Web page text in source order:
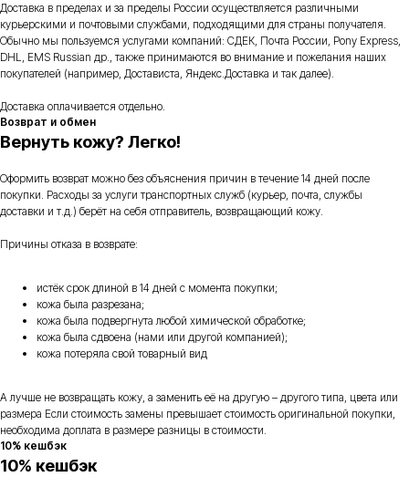
Доставка в пределах и за пределы России осуществляется различными
курьерскими и почтовыми службами, подходящими для страны получателя.
Обычно мы пользуемся услугами компаний: СДЕК, Почта России, Pony Express,
DHL, EMS Russian др., также принимаются во внимание и пожелания наших
покупателей (например, Достависта, Яндекс.Доставка и так далее).
Доставка оплачивается отдельно.
Возврат и обмен
Вернуть кожу? Легко!
Оформить возврат можно без объяснения причин в течение 14 дней после
покупки. Расходы за услуги транспортных служб (курьер, почта, службы
доставки и т.д.) берёт на себя отправитель, возвращающий кожу.
Причины отказа в возврате:
истёк срок длиной в 14 дней с момента покупки;
кожа была разрезана;
кожа была подвергнута любой химической обработке;
кожа была сдвоена (нами или другой компанией);
кожа потеряла свой товарный вид
А лучше не возвращать кожу, а заменить её на другую – другого типа, цвета или
размера Если стоимость замены превышает стоимость оригинальной покупки,
необходима доплата в размере разницы в стоимости.
10% кешбэк
10% кешбэк